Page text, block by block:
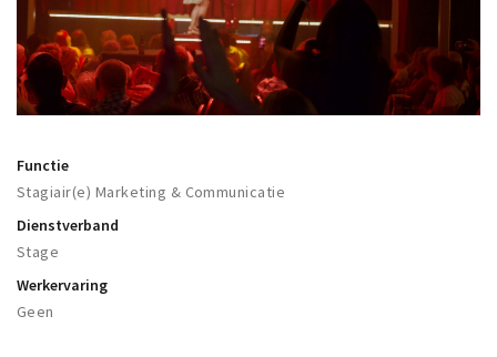
Winkelgebieden
Parkeren
Musea, theaters & podia
Uitjes & activiteiten
Toeristische routes
Natuurgebieden
Baroniepoorten
Functie
Stagiair(e) Marketing & Communicatie
Dienstverband
Stage
Werkervaring
Geen